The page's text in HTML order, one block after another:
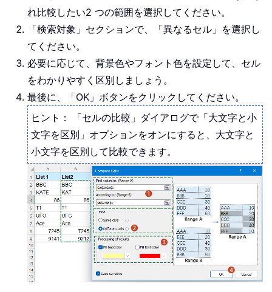
れ比較したい2 つの範囲を選択してください。
「検索対象」セクションで、「異なるセル」を選択し
てください。
必要に応じて、背景色やフォント色を設定して、セル
をわかりやすく区別しましょう。
最後に、「OK」ボタンをクリックしてください。
ヒント：
「セルの比較」ダイアログで「大文字と小
文字を区別」オプションをオンにすると、大文字と
小文字を区別して比較できます。